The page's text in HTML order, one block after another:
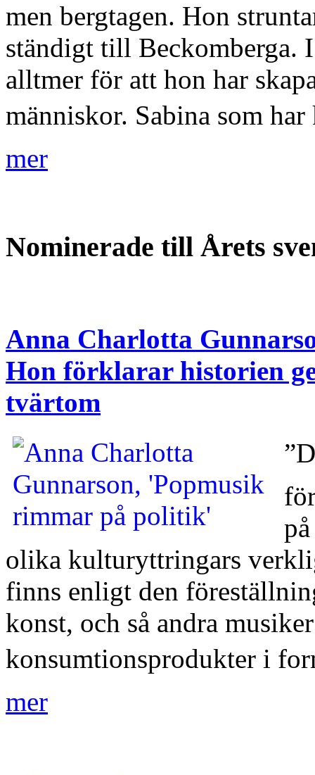
men bergtagen. Hon
ständigt till Beckomberga.
alltmer för att hon har
människor. Sabina som
mer
Nominerade till Årets
Anna Charlotta
Hon förklarar historien
tvärtom
olika kulturyttringars
finns enligt den
konst, och så andra
konsumtionsprodukter i
mer